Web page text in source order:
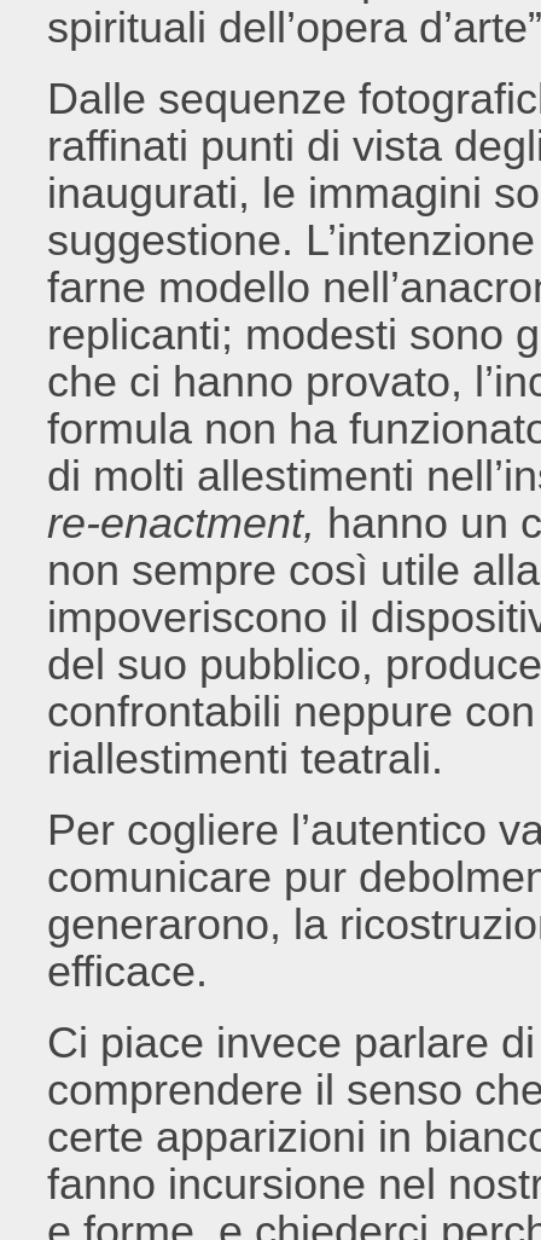
spirituali dell’opera
Dalle sequenze
raffinati punti di vista
inaugurati, le immagini
suggestione.
farne modello
replicanti; modesti sono
che ci hanno provato,
formula non ha
di molti allestimenti
re-enactment, hanno un
non sempre così utile
impoveriscono il
del suo pubblico,
confrontabili neppure
riallestimenti teatrali.
Per cogliere l’autentico
comunicare pur
generarono, la
efficace.
Ci piace invece parlare
comprendere il senso
certe apparizioni in
fanno incursione nel